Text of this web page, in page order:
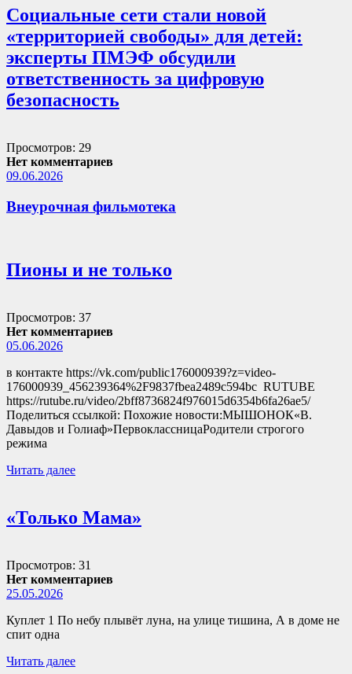
Социальные сети стали новой
«территорией свободы» для детей:
эксперты ПМЭФ обсудили
ответственность за цифровую
безопасность
Просмотров: 29
Нет комментариев
09.06.2026
Внеурочная фильмотека
Пионы и не только
Просмотров: 37
Нет комментариев
05.06.2026
в контакте https://vk.com/public176000939?z=video-
176000939_456239364%2F9837fbea2489c594bc RUTUBE
https://rutube.ru/video/2bff8736824f976015d6354b6fa26ae5/
Поделиться ссылкой: Похожие новости:МЫШОНОК«В.
Давыдов и Голиаф»ПервоклассницаРодители строгого
режима
Читать далее
«Только Мама»
Просмотров: 31
Нет комментариев
25.05.2026
Куплет 1 По небу плывёт луна, на улице тишина, А в доме не
спит одна
Читать далее